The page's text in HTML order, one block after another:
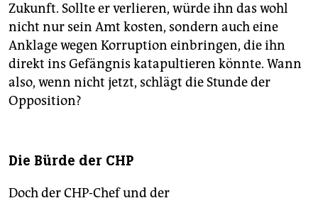
Zukunft. Sollte er verlieren, würde ihn das wohl
nicht nur sein Amt kosten, sondern auch eine
Anklage wegen Korruption einbringen, die ihn
direkt ins Gefängnis katapultieren könnte. Wann
also, wenn nicht jetzt, schlägt die Stunde der
Opposition?
Die Bürde der CHP
Doch der CHP-Chef und der